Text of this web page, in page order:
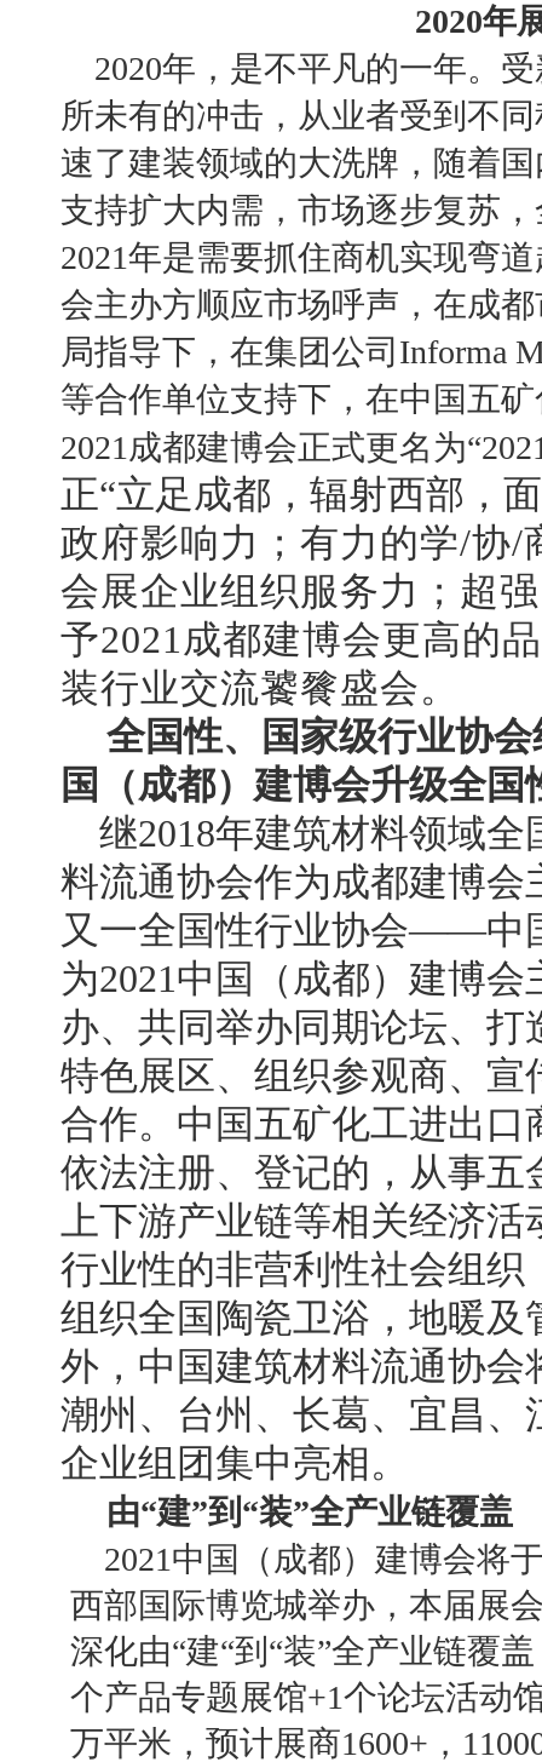
2020年
2020年，是不平凡的一年。
所未有的冲击，从业者受到不
速了建装领域的大洗牌，随着
支持扩大内需，市场逐步复苏
2021年是需要抓住商机实现弯
会主办方顺应市场呼声，在成
局指导下，在集团公司 Informa
等合作单位支持下，在中国五
2021成都建博会正式更名为
正“立足成都，辐射西部，
政府影响力；有力的学/协/
会展企业组织服务力；超
予2021成都建博会更高的
装行业交流饕餮盛会。
全国性、国家级行业协
国（成都）建博会升级全国
继2018年建筑材料领域
料流通协会作为成都建博
又一全国性行业协会——中
为2021中国（成都）建博
办、共同举办同期论坛、
特色展区、组织参观商、
合作。中国五矿化工进出口
依法注册、登记的，从事
上下游产业链等相关经济
行业性的非营利性社会组织
组织全国 陶瓷卫浴，地暖及
外，中国建筑材料流通协会
潮州、台州、长葛、宜昌
企业组团集中亮相。
由“建”到“装”全产业链覆盖
2021中国（ 成都）建博会将
西部国际博览城举办，本届展
深化由“建“到“装”全产业链覆
个产品专题展馆+1个论坛活动
万平米，预计展商1600+，11